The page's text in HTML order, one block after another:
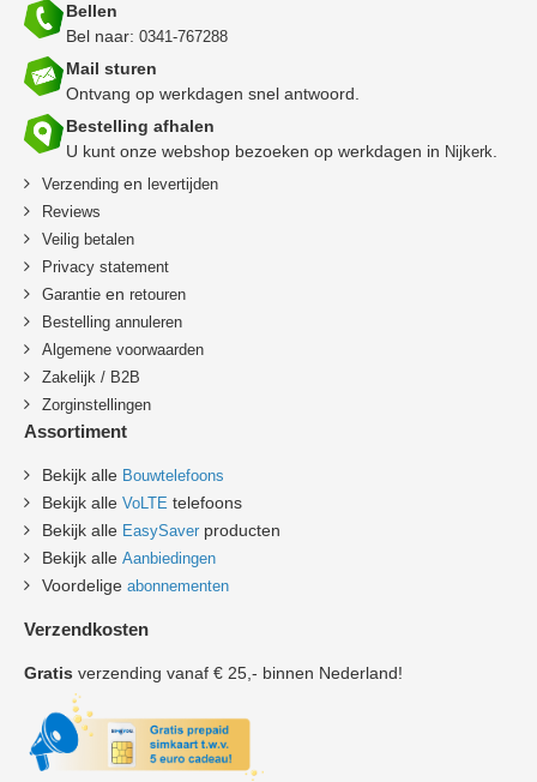
Bellen
Bel naar: 0341-767288
Mail sturen
Ontvang op werkdagen snel antwoord.
Bestelling afhalen
U kunt onze webshop bezoeken op werkdagen in Nijkerk
Verzending en levertijden
Reviews
Veilig betalen
Privacy statement
Garantie en retouren
Bestelling annuleren
Algemene voorwaarden
Zakelijk / B2B
Zorginstellingen
Assortiment
Bekijk alle Bouwtelefoons
Bekijk alle VoLTE telefoons
Bekijk alle EasySaver producten
Bekijk alle Aanbiedingen
Voordelige abonnementen
Verzendkosten
Gratis verzending vanaf € 25,- binnen Nederland!